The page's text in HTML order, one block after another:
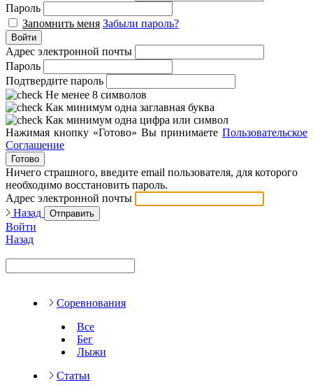
Пароль
Запомнить меня Забыли пароль?
Войти
Адрес электронной почты
Пароль
Подтвердите пароль
Не менее 8 символов
Как минимум одна заглавная буква
Как минимум одна цифра или символ
Нажимая кнопку «Готово» Вы принимаете Пользовательское
Соглашение
Готово
Ничего страшного, введите email пользователя, для которого
необходимо восстановить пароль.
Адрес электронной почты
Назад
Отправить
Войти
Назад
Соревнования
Все
Бег
Лыжи
Статьи